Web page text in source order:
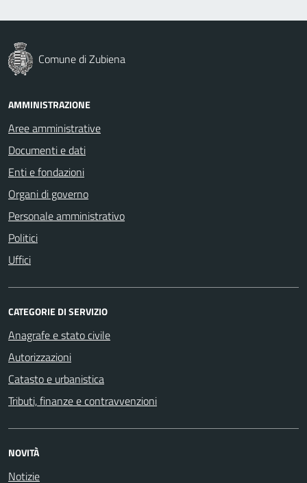
Comune di Zubiena
AMMINISTRAZIONE
Aree amministrative
Documenti e dati
Enti e fondazioni
Organi di governo
Personale amministrativo
Politici
Uffici
CATEGORIE DI SERVIZIO
Anagrafe e stato civile
Autorizzazioni
Catasto e urbanistica
Tributi, finanze e contravvenzioni
NOVITÀ
Notizie